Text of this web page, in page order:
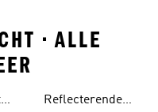
• ALLE
Reflecterende